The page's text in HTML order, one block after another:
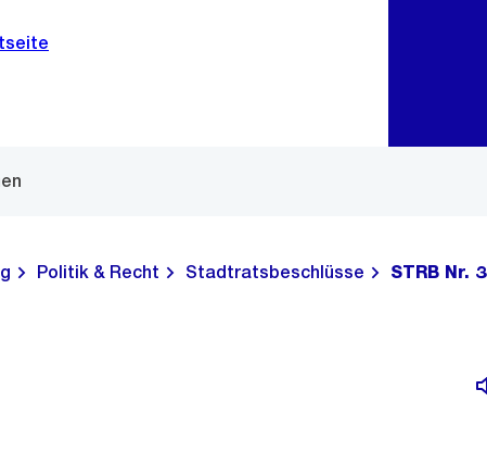
Politik & Recht Stadtratsbeschlüsse STRB Nr.